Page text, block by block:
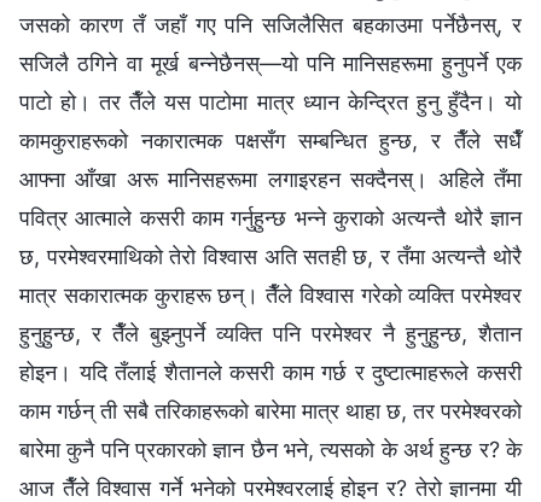
जसको कारण तँ जहाँ गए पनि सजिलैसित बहकाउमा पर्नेछैनस्, र
सजिलै ठगिने वा मूर्ख बन्‍नेछैनस्—यो पनि मानिसहरूमा हुनुपर्ने एक
पाटो हो। तर तैँले यस पाटोमा मात्र ध्यान केन्द्रित हुनु हुँदैन। यो
कामकुराहरूको नकारात्मक पक्षसँग सम्बन्धित हुन्‍छ, र तैँले सधैँ
आफ्ना आँखा अरू मानिसहरूमा लगाइरहन सक्दैनस्। अहिले तँमा
पवित्र आत्माले कसरी काम गर्नुहुन्छ भन्‍ने कुराको अत्यन्तै थोरै ज्ञान
छ, परमेश्‍वरमाथिको तेरो विश्‍वास अति सतही छ, र तँमा अत्यन्तै थोरै
मात्र सकारात्मक कुराहरू छन्। तैँले विश्‍वास गरेको व्यक्ति परमेश्‍वर
हुनुहुन्छ, र तैँले बुझ्नुपर्ने व्यक्ति पनि परमेश्‍वर नै हुनुहुन्छ, शैतान
होइन। यदि तँलाई शैतानले कसरी काम गर्छ र दुष्टात्माहरूले कसरी
काम गर्छन् ती सबै तरिकाहरूको बारेमा मात्र थाहा छ, तर परमेश्‍वरको
बारेमा कुनै पनि प्रकारको ज्ञान छैन भने, त्यसको के अर्थ हुन्छ र? के
आज तैँले विश्‍वास गर्ने भनेको परमेश्‍वरलाई होइन र? तेरो ज्ञानमा यी